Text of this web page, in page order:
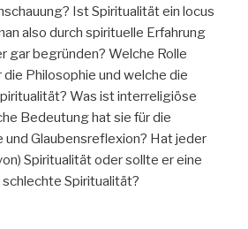
Ist Spiritualität ein locus
also durch spirituelle Erfahrung
gar begründen? Welche Rolle
Philosophie und welche die
Was ist interreligiöse
Bedeutung hat sie für die
und Glaubensreflexion? Hat jeder
Spiritualität oder sollte er eine
schlechte Spiritualität?